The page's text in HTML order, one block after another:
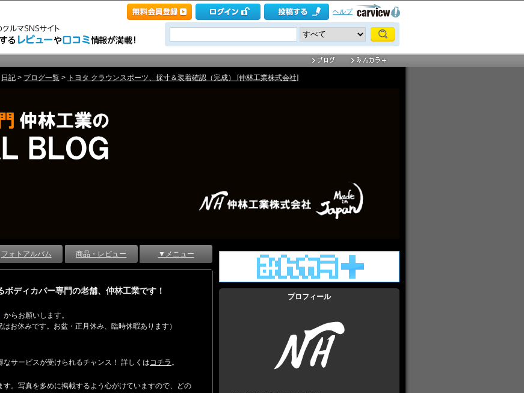
ヘルプ
日記 > ブログ一覧 > トヨタ クラウンスポーツ、採寸＆装着確認（完成） [仲林工業株式会社]
フォトアルバム 商品・レビュー ▼メニュー
ディカバー専門の老舗、仲林工業です！
からお願いします。
お休みです。お盆・正月休み、臨時休暇あります）
サービスが受けられるチャンス！ 詳しくはコチラ 。
。写真を多めに掲載するよう心がけていますので、どの
プロフィール